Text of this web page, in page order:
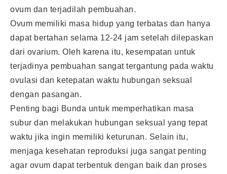
ovum dan terjadilah pembuahan.
Ovum memiliki masa hidup yang terbatas dan hanya
dapat bertahan selama 12-24 jam setelah dilepaskan
dari ovarium. Oleh karena itu, kesempatan untuk
terjadinya pembuahan sangat tergantung pada waktu
ovulasi dan ketepatan waktu hubungan seksual
dengan pasangan.
Penting bagi Bunda untuk memperhatikan masa
subur dan melakukan hubungan seksual yang tepat
waktu jika ingin memiliki keturunan. Selain itu,
menjaga kesehatan reproduksi juga sangat penting
agar ovum dapat terbentuk dengan baik dan proses